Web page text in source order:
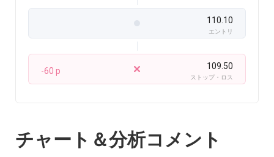
110.10
エントリ
-60 p 109.50
ストップ・ロス
チャート＆分析コメント